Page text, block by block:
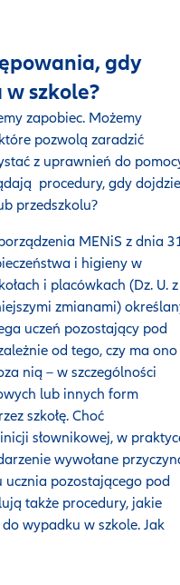
gdy
szkole?
zapobiec. Możemy
pozwolą zaradzić
z uprawnień do
procedury, gdy dojdzie
przedszkolu?
MENiS z dnia
i higieny w
i placówkach (Dz. U. z
zmianami)
uczeń pozostający pod
od tego, czy ma ono
nią – w szczególności
lub innych form
szkołę. Choć
słownikowej, w
wywołane
pozostającego pod
także procedury, jakie
wypadku w szkole. Jak